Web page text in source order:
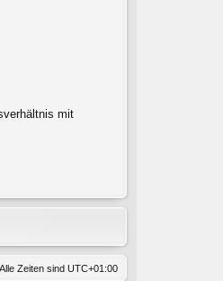
mit
Alle Zeiten sind UTC+01:00